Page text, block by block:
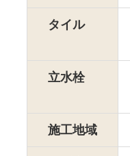
タイル
立水栓
施工地域